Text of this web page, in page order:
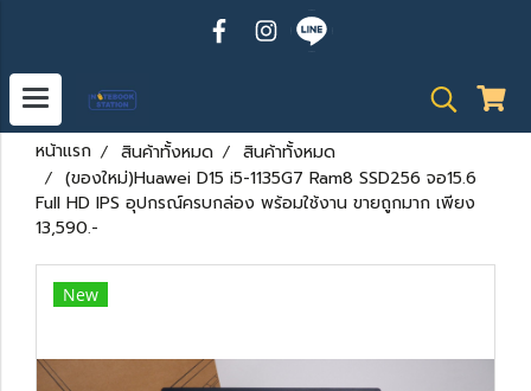
หน้าแรก สินค้าทั้งหมด
สินค้าทั้งหมด
(ของใหม่)Huawei D15 i5-1135G7 Ram8 SSD256 จอ15.6
Full HD IPS อุปกรณ์ครบกล่อง พร้อมใช้งาน ขายถูกมาก เพียง
13,590.-
New